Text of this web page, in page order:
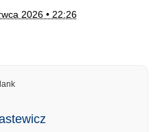
2026 • 22:26